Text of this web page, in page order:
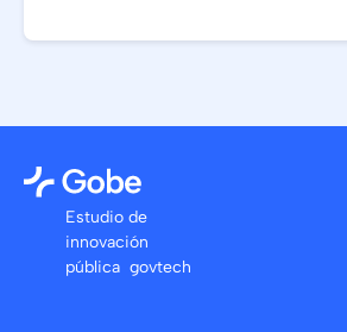
Estudio de
innovación
pública govtech